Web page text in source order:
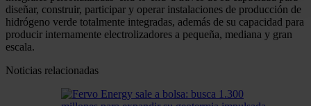
para buscar características específicas (huellas
digitales)
Obtenga más información sobre cómo se procesan sus
sección de datos
consentimiento en cualquier momento en la Declaración
diseñar, construir, participar y operar instalaciones de producción de
hidrógeno verde totalmente integradas, además de su capacidad para
producir internamente electrolizadores a pequeña, mediana y gran
escala.
Noticias relacionadas